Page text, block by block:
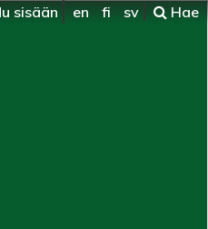
sisään en fi sv Hae